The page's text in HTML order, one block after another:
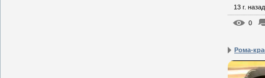
13 г. назад
0
Рома-